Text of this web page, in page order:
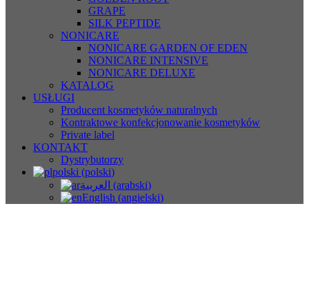
GRAPE
SILK PEPTIDE
NONICARE
NONICARE GARDEN OF EDEN
NONICARE INTENSIVE
NONICARE DELUXE
KATALOG
USŁUGI
Producent kosmetyków naturalnych
Kontraktowe konfekcjonowanie kosmetyków
Private label
KONTAKT
Dystrybutorzy
polski (polski)
العربية (arabski)
English (angielski)